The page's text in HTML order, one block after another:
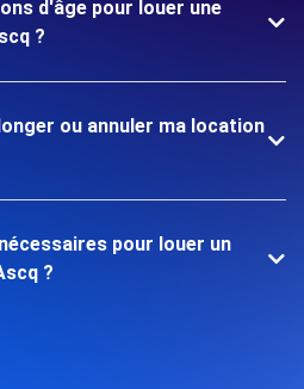
d'âge pour louer une
?
ou annuler ma location
pour louer un
?